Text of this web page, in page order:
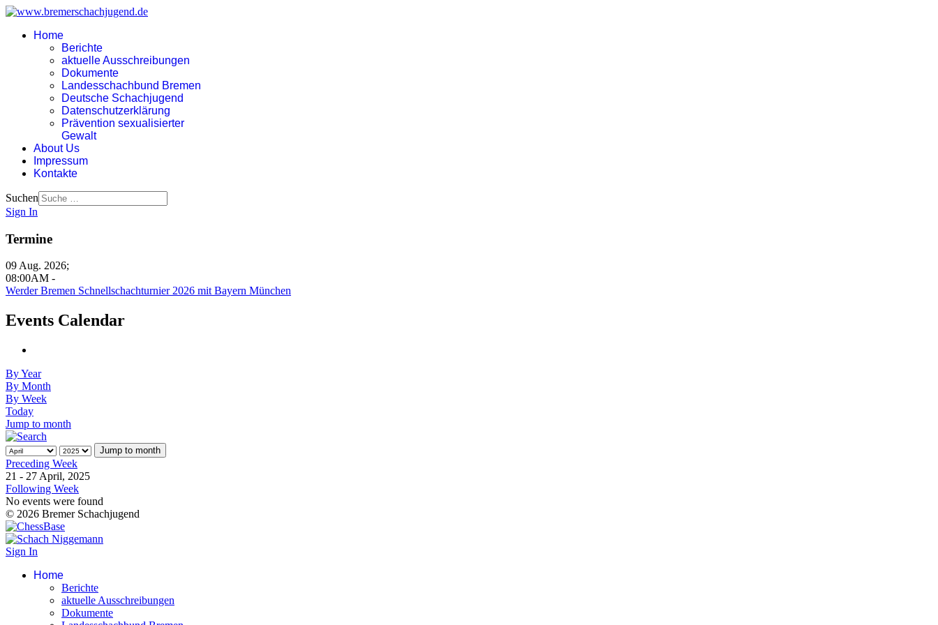
Home
Berichte
aktuelle Ausschreibungen
Dokumente
Landesschachbund Bremen
Deutsche Schachjugend
Datenschutzerklärung
Prävention sexualisierter
Gewalt
About Us
Impressum
Kontakte
Suchen
Sign In
Termine
09 Aug. 2026;
08:00AM -
Werder Bremen Schnellschachturnier 2026 mit Bayern München
Events Calendar
By Year
By Month
By Week
Today
Jump to month
Jump to month
Preceding Week
21 - 27 April, 2025
Following Week
No events were found
© 2026 Bremer Schachjugend
Sign In
Home
Berichte
aktuelle Ausschreibungen
Dokumente